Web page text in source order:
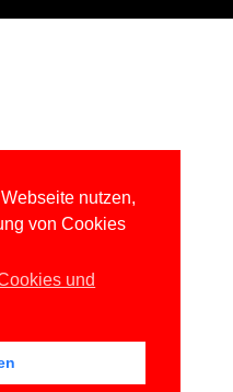
nutzen,
von Cookies
und